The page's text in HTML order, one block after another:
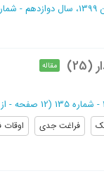
مقاله
(‎12 صفحه - از 517 تا 528
فراغت جدی اوقات